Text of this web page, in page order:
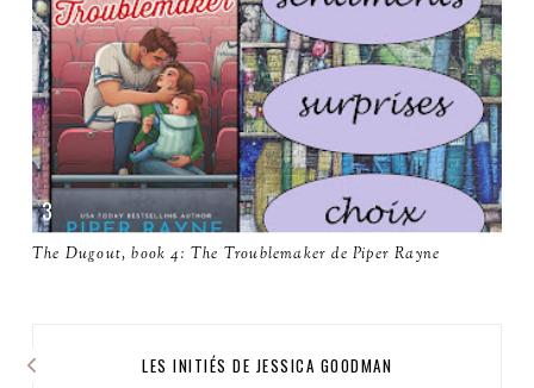
The Dugout, book 4: The Troublemaker de Piper Rayne
LES INITIÉS DE JESSICA GOODMAN